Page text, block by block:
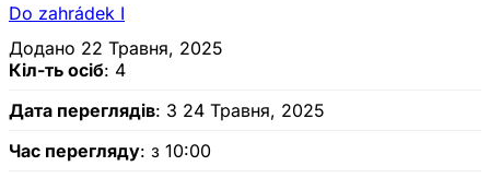
Do zahrádek I
Додано 22 Травня, 2025
Кіл-ть осіб: 4
Дата переглядів: З 24 Травня, 2025
Час перегляду: з 10:00